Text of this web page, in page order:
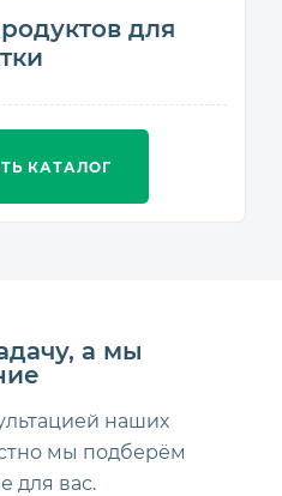
для
КАТАЛОГ
а мы
наших
мы подберём
для вас.